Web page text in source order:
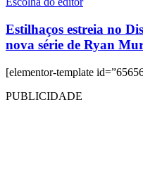
Estilhaços estreia no
nova série de Ryan
[elementor-template
PUBLICIDADE